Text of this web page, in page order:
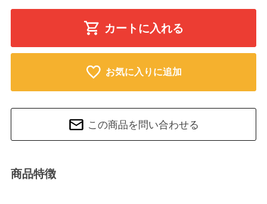
カートに入れる
お気に入りに追加
この商品を問い合わせる
商品特徴